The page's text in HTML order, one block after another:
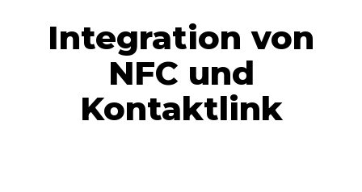
Integration von
NFC und
Kontaktlink